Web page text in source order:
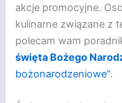
akcje promocyjne.
kulinarne związane z
polecam wam
święta Bożego
bożonarodzeniowe”.